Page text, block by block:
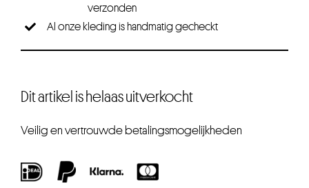
verzonden
Al onze kleding is handmatig gecheckt
Dit artikel is helaas uitverkocht
Veilig en vertrouwde betalingsmogelijkheden